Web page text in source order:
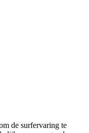
de surfervaring te